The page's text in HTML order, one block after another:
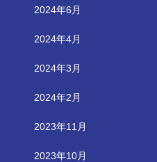
2024年6月
2024年4月
2024年3月
2024年2月
2023年11月
2023年10月